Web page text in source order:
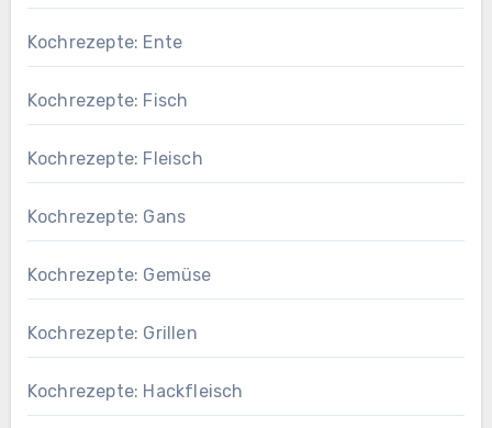
Kochrezepte: Ente
Kochrezepte: Fisch
Kochrezepte: Fleisch
Kochrezepte: Gans
Kochrezepte: Gemüse
Kochrezepte: Grillen
Kochrezepte: Hackfleisch